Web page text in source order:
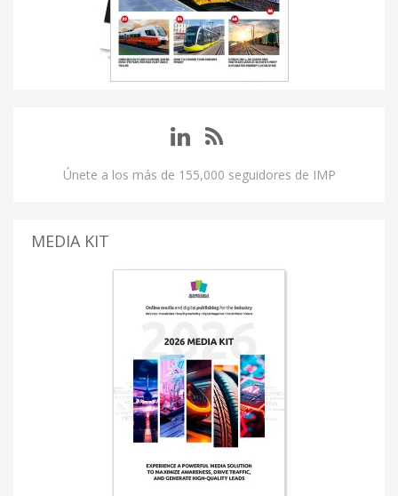
Únete a los más de 155,000 seguidores de IMP
MEDIA KIT